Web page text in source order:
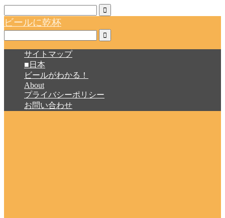
ビールに乾杯
サイトマップ
■日本
ビールがわかる！
About
プライバシーポリシー
お問い合わせ